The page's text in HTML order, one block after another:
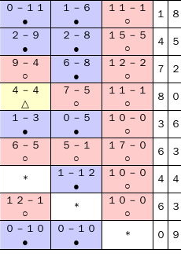
０－１１
●
１－６
●
１１－１
○
１ ８
２－９
●
２－８
●
１５－５
○
４ ５
９－４
○
６－８
●
１２－２
○
７ ２
４－４
△
７－５
○
１１－１
○
８ ０
１－３
●
０－５
●
１０－０
○
３ ６
６－５
○
５－１
○
１７－０
○
６ ３
＊
１－１２
●
１０－０
○
４ ４
１２－１
○
＊
１０－０
○
６ ３
０－１０
●
０－１０
●
＊ ０ ９